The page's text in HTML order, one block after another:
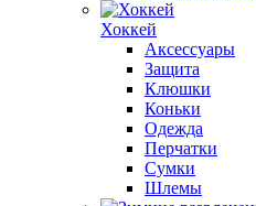
Хоккей
Аксессуары
Защита
Клюшки
Коньки
Одежда
Перчатки
Сумки
Шлемы